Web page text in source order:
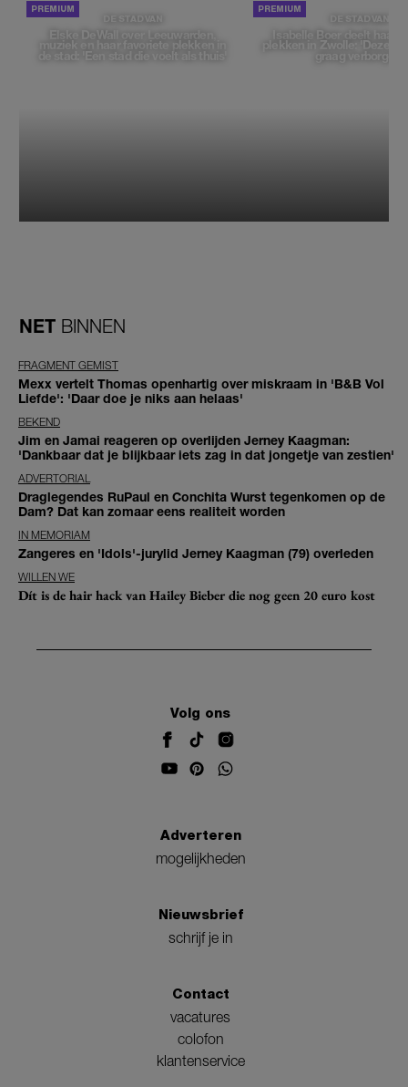
DE STAD VAN
Elske DeWall over Leeuwarden,
muziek en haar favoriete plekken in
de stad: 'Een stad die voelt als thuis'
DE STAD VAN
Isabelle Boer deelt haar
plekken in Zwolle: 'Deze
graag verborgen'
NET BINNEN
FRAGMENT GEMIST
Mexx vertelt Thomas openhartig over miskraam in 'B&B Vol
Liefde': 'Daar doe je niks aan helaas'
BEKEND
Jim en Jamai reageren op overlijden Jerney Kaagman:
'Dankbaar dat je blijkbaar iets zag in dat jongetje van zestien'
ADVERTORIAL
Draglegendes RuPaul en Conchita Wurst tegenkomen op de
Dam? Dat kan zomaar eens realiteit worden
IN MEMORIAM
Zangeres en 'Idols'-jurylid Jerney Kaagman (79) overleden
WILLEN WE
Dít is de hair hack van Hailey Bieber die nog geen 20 euro kost
Volg ons
Adverteren
mogelijkheden
Nieuwsbrief
schrijf je in
Contact
vacatures
colofon
klantenservice